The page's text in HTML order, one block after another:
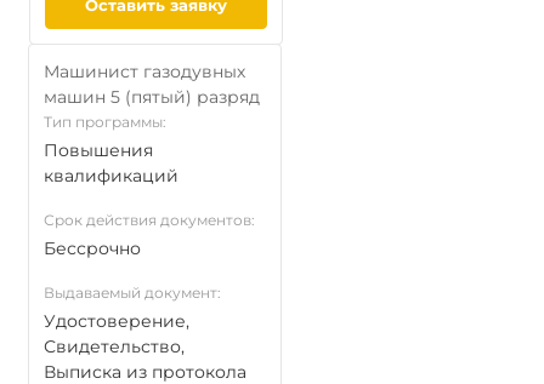
Оставить заявку
Машинист газодувных
машин 5 (пятый) разряд
Тип программы:
Повышения
квалификаций
Срок действия документов:
Бессрочно
Выдаваемый документ:
Удостоверение,
Свидетельство,
Выписка из протокола